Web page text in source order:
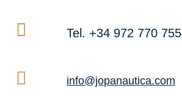
Tel. +34 972 770 755
info@jopanautica.com